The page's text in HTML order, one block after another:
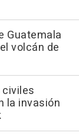
Guatemala
volcán de
civiles
la invasión